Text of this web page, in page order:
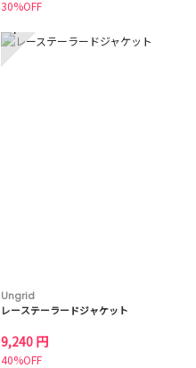
30%OFF
4
Ungrid
レーステーラードジャケット
9,240 円
40%OFF